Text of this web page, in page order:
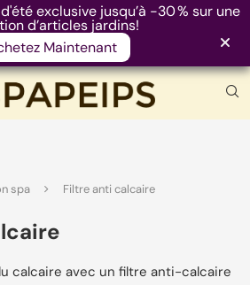
exclusive jusqu’à -30 % sur une
d’articles jardins!
Maintenant
FILTRER
spa
Filtre anti calcaire
calcaire avec un filtre anti-calcaire